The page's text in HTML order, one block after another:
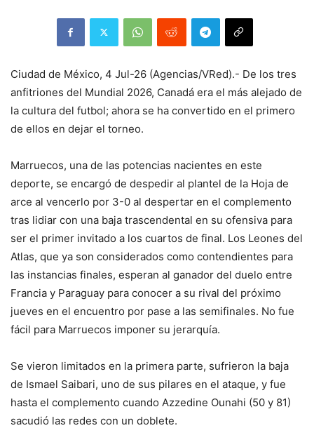
Ciudad de México, 4 Jul-26 (Agencias/VRed).- De los tres
anfitriones del Mundial 2026, Canadá era el más alejado de
la cultura del futbol; ahora se ha convertido en el primero
de ellos en dejar el torneo.
Marruecos, una de las potencias nacientes en este
deporte, se encargó de despedir al plantel de la Hoja de
arce al vencerlo por 3-0 al despertar en el complemento
tras lidiar con una baja trascendental en su ofensiva para
ser el primer invitado a los cuartos de final. Los Leones del
Atlas, que ya son considerados como contendientes para
las instancias finales, esperan al ganador del duelo entre
Francia y Paraguay para conocer a su rival del próximo
jueves en el encuentro por pase a las semifinales. No fue
fácil para Marruecos imponer su jerarquía.
Se vieron limitados en la primera parte, sufrieron la baja
de Ismael Saibari, uno de sus pilares en el ataque, y fue
hasta el complemento cuando Azzedine Ounahi (50 y 81)
sacudió las redes con un doblete.